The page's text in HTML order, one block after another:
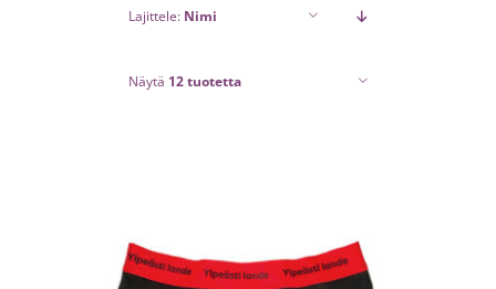
Lajittele: Nimi
Näytä 12 tuotetta